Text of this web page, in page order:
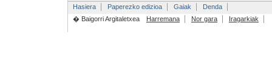
Hasiera Paperezko edizioa Gaiak
Denda
� Baigorri Argitaletxea
Harremana Nor gara Iragarkiak